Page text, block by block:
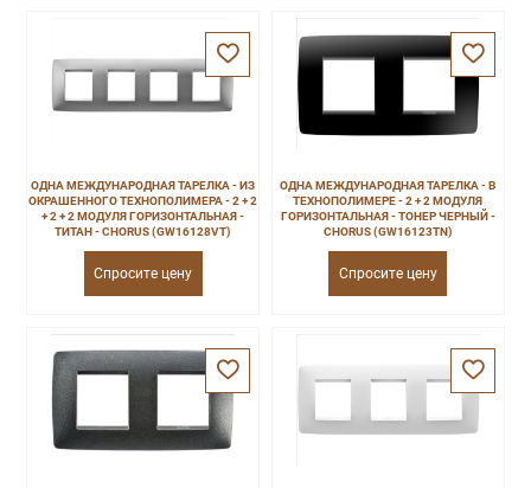
ОДНА МЕЖДУНАРОДНАЯ ТАРЕЛКА - ИЗ
ОКРАШЕННОГО ТЕХНОПОЛИМЕРА - 2 + 2
+ 2 + 2 МОДУЛЯ ГОРИЗОНТАЛЬНАЯ -
ТИТАН - CHORUS (GW16128VT)
Спросите цену
ОДНА МЕЖДУНАРОДНАЯ ТАРЕЛКА - В
ТЕХНОПОЛИМЕРЕ - 2 + 2 МОДУЛЯ
ГОРИЗОНТАЛЬНАЯ - ТОНЕР ЧЕРНЫЙ -
CHORUS (GW16123TN)
Спросите цену